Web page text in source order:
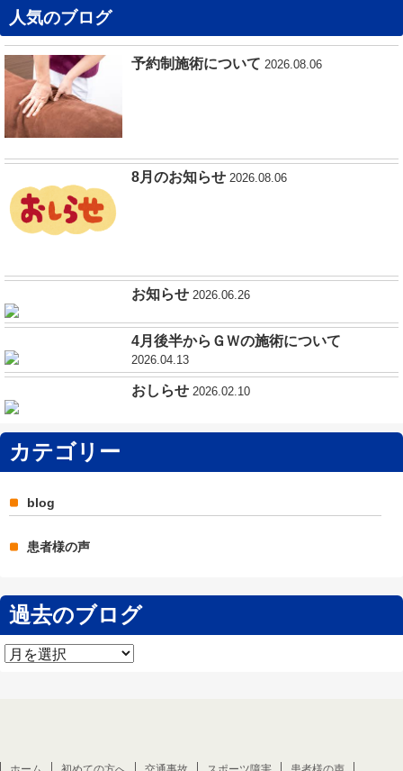
人気のブログ
予約制施術について 2026.08.06
8月のお知らせ 2026.08.06
お知らせ 2026.06.26
4月後半からＧＷの施術について
2026.04.13
おしらせ 2026.02.10
カテゴリー
blog
患者様の声
過去のブログ
過